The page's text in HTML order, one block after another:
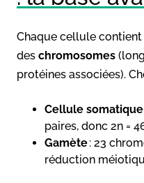
Chaque cellule contient
des chromosomes
protéines associées).
Cellule somatique
paires, donc 2n =
Gamète: 23
réduction